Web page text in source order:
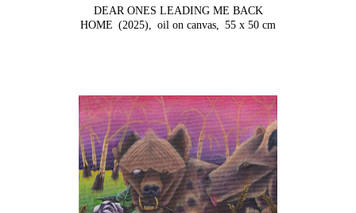
DEAR ONES LEADING ME BACK
HOME (2025), oil on canvas, 55 x 50 cm